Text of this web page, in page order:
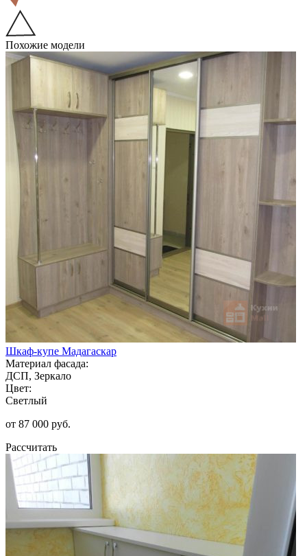
Похожие модели
Шкаф-купе Мадагаскар
Материал фасада:
ДСП, Зеркало
Цвет:
Светлый
от 87 000 руб.
Рассчитать